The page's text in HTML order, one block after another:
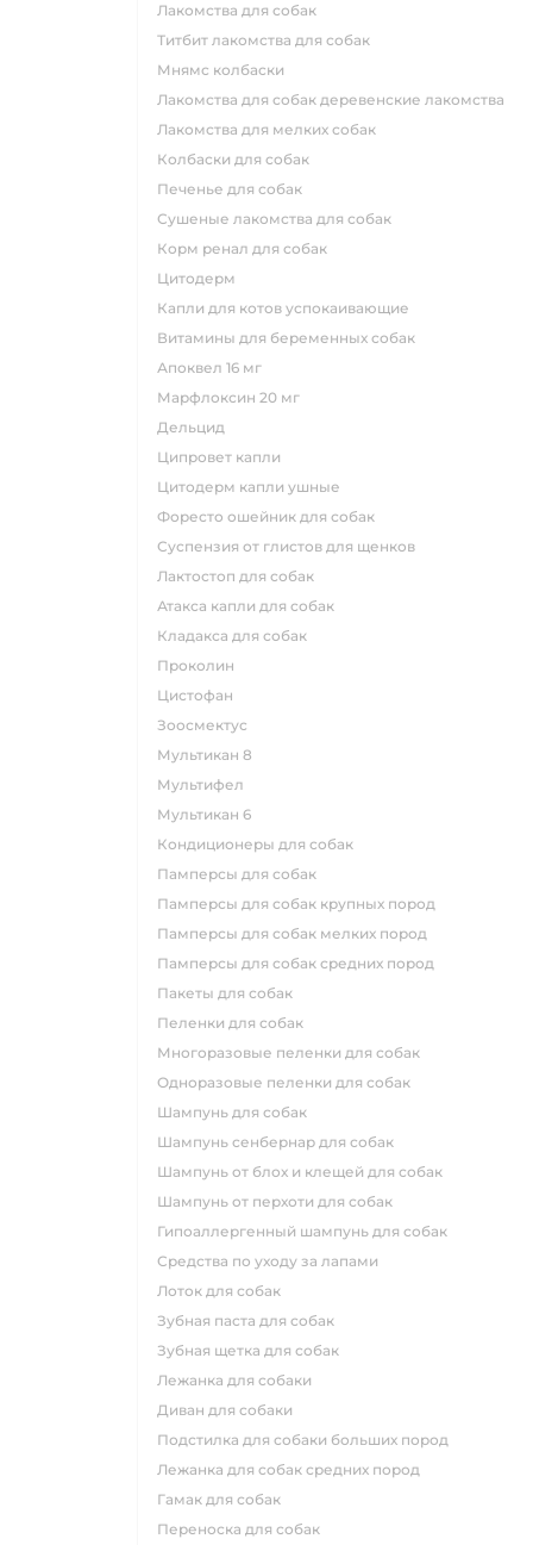
лакомства для собак
титбит лакомства для собак
мнямс колбаски
лакомства для собак деревенские лакомства
лакомства для мелких собак
колбаски для собак
печенье для собак
сушеные лакомства для собак
корм ренал для собак
цитодерм
капли для котов успокаивающие
витамины для беременных собак
апоквел 16 мг
марфлоксин 20 мг
дельцид
ципровет капли
цитодерм капли ушные
форесто ошейник для собак
суспензия от глистов для щенков
лактостоп для собак
атакса капли для собак
кладакса для собак
проколин
цистофан
зоосмектус
мультикан 8
мультифел
мультикан 6
кондиционеры для собак
памперсы для собак
памперсы для собак крупных пород
памперсы для собак мелких пород
памперсы для собак средних пород
пакеты для собак
пеленки для собак
многоразовые пеленки для собак
одноразовые пеленки для собак
шампунь для собак
шампунь сенбернар для собак
шампунь от блох и клещей для собак
шампунь от перхоти для собак
гипоаллергенный шампунь для собак
средства по уходу за лапами
лоток для собак
зубная паста для собак
зубная щетка для собак
лежанка для собаки
диван для собаки
подстилка для собаки больших пород
лежанка для собак средних пород
гамак для собак
переноска для собак